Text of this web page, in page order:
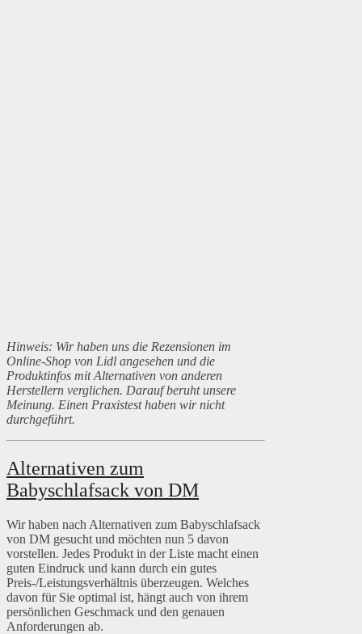
Hinweis: Wir haben uns die Rezensionen im
Online-Shop von Lidl angesehen und die
Produktinfos mit Alternativen von anderen
Herstellern verglichen. Darauf beruht unsere
Meinung. Einen Praxistest haben wir nicht
durchgeführt.
Alternativen zum
Babyschlafsack von DM
Wir haben nach Alternativen zum Babyschlafsack
von DM gesucht und möchten nun 5 davon
vorstellen. Jedes Produkt in der Liste macht einen
guten Eindruck und kann durch ein gutes
Preis-/Leistungsverhältnis überzeugen. Welches
davon für Sie optimal ist, hängt auch von ihrem
persönlichen Geschmack und den genauen
Anforderungen ab.